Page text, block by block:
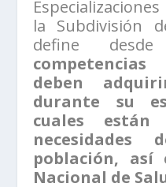
la Subdivisión
define
deben
durante su
cuales
población, así
Nacional de